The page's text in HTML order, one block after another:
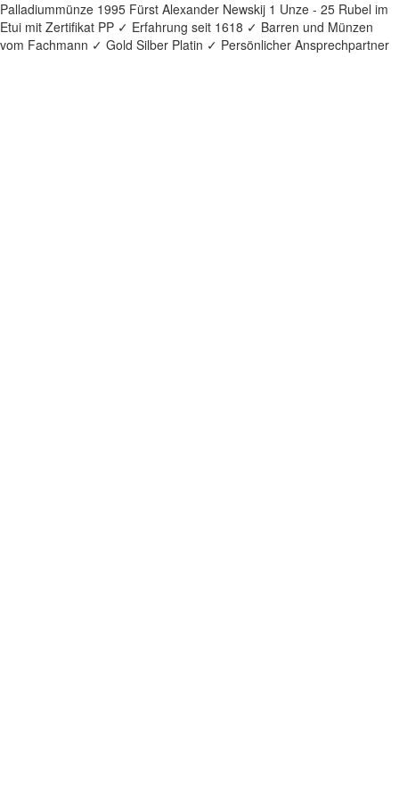
Palladiummünze 1995 Fürst Alexander Newskij 1 Unze - 25 Rubel im
Etui mit Zertifikat PP ✓ Erfahrung seit 1618 ✓ Barren und Münzen
vom Fachmann ✓ Gold Silber Platin ✓ Persönlicher Ansprechpartner